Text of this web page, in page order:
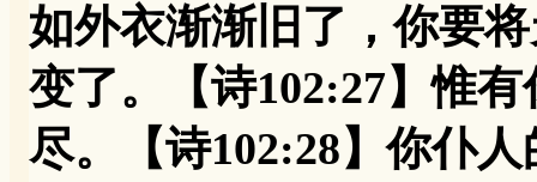
如外衣渐渐旧了，你要
变了。【诗102:27】惟
尽。【诗102:28】你仆